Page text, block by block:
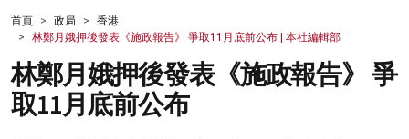
財經
生活
健康
商業
首頁 政局
香港
林鄭月娥押後發表《施政報告》 爭取11月底前公布 | 本社編輯部
林鄭月娥押後發表《施政報告》 爭
取11月底前公布